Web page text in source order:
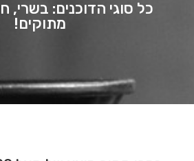
כל סוגי הדוכנים: בשרי,
מתוקים!